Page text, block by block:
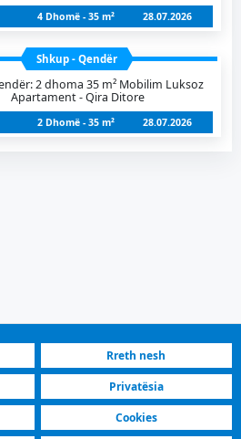
4 Dhomë - 35 m² 28.07.2026
Shkup - Qendër
2 dhoma 35 m² Mobilim Luksoz
Apartament - Qira Ditore
2 Dhomë - 35 m² 28.07.2026
Rreth nesh
Privatësia
Cookies